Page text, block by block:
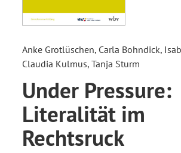
Anke Grotlüschen, Carla Bohndick,
Claudia Kulmus, Tanja Sturm
Under Pressure:
Literalität im
Rechtsruck